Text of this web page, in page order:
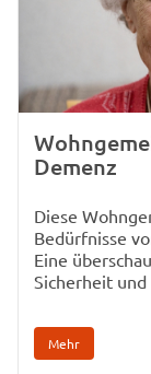
Demenz
Diese
Bedürfnisse
Eine
Sicherheit
Mehr